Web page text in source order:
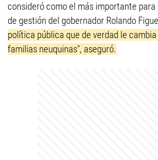
consideró como el más importante
de gestión del gobernador Rolando
política pública que de verdad le
familias neuquinas", aseguró.